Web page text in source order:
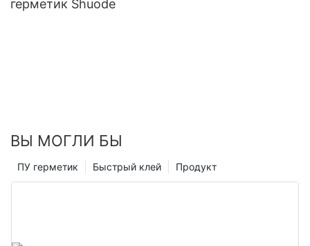
герметик Shuode
ВЫ МОГЛИ БЫ
Продукт
Быстрый клей
ПУ герметик